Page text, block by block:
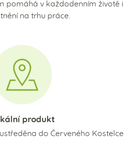
pomáhá v každodenním životě i
na trhu práce.
produkt
do Červeného Kostelce